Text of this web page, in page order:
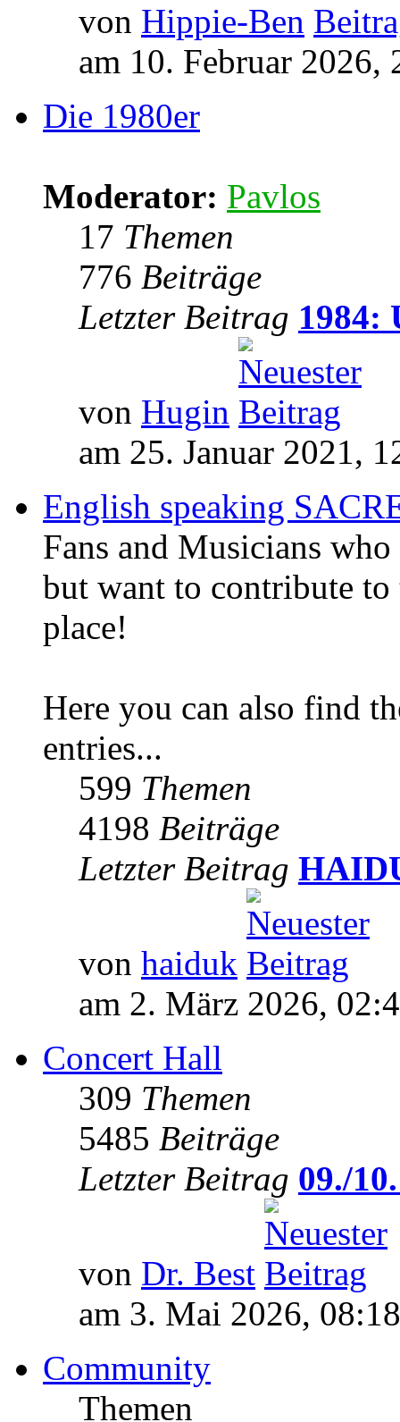
von Hippie-Ben
am 10. Februar 2026,
Die 1980er
Moderator: Pavlos
17 Themen
776 Beiträge
Letzter Beitrag 1984:
von Hugin
am 25. Januar 2021,
English speaking
Fans and Musicians
but want to contribute to
place!
Here you can also find
entries...
599 Themen
4198 Beiträge
Letzter Beitrag
von haiduk
am 2. März 2026,
Concert Hall
309 Themen
5485 Beiträge
Letzter Beitrag 09./
von Dr. Best
am 3. Mai 2026, 08:18
Community
Themen